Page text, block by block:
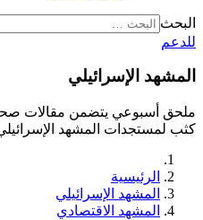
البحث
للدعم
المشهد الإسرائيلي
ملحق أسبوعي يتضمن مقالات
كثب لمستجدات المشهد
الرئيسية
المشهد الإسرائيلي
المشهد الاقتصادي